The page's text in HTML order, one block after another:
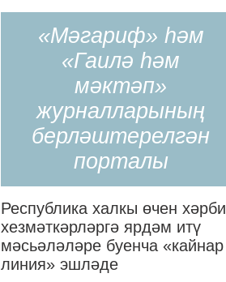
«Мәгариф» һәм
«Гаилә һәм
мәктәп»
журналларының
берләштерелгән
порталы
Республика халкы өчен хәрби
хезмәткәрләргә ярдәм итү
мәсьәләләре буенча «кайнар
линия» эшләде